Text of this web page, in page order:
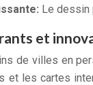
Le dessin
et
de villes en
et les cartes